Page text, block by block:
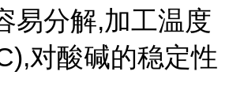
易分解,加工温度
对酸碱的稳定性